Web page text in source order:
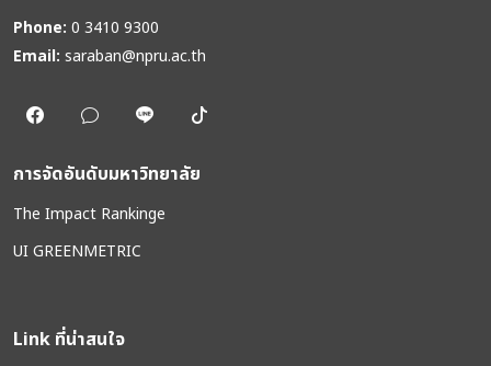
Phone: 0 3410 9300
Email: saraban@npru.ac.th
การจัดอันดับมหาวิทยาลัย
The Impact Rankinge
UI GREENMETRIC
Link ที่น่าสนใจ